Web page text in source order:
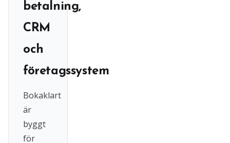
betalning,
CRM
och
företagssystem
Bokaklart
är
byggt
för